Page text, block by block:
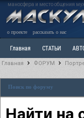
маносфера и место общения
о проекте рассказать о нас
Главная СТАТЬИ
Ветка: Расстаюсь или
РАЗДЕЛ: Разное
Главная ФОРУМ
Поиск по форуму
Найти на